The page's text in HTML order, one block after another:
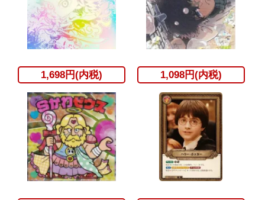
1,698円(内税) 1,098円(内税)